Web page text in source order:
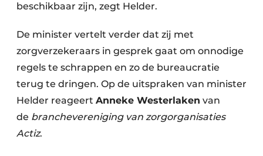
beschikbaar zijn, zegt Helder.
De minister vertelt verder dat zij met
zorgverzekeraars in gesprek gaat om onnodige
regels te schrappen en zo de bureaucratie
terug te dringen. Op de uitspraken van minister
Helder reageert Anneke Westerlaken van
de branchevereniging van zorgorganisaties
Actiz.